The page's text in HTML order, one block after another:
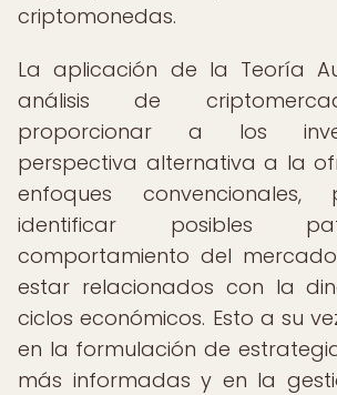
criptomonedas.
La aplicación de la Teoría
análisis de
proporcionar a los
perspectiva alternativa a la
enfoques convencionales,
identificar posibles
comportamiento del
estar relacionados con la
ciclos económicos. Esto a su
en la formulación de
más informadas y en la